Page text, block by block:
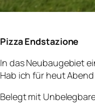
Pizza Endstazione
In das Neubaugebiet
Hab ich für heut
Belegt mit